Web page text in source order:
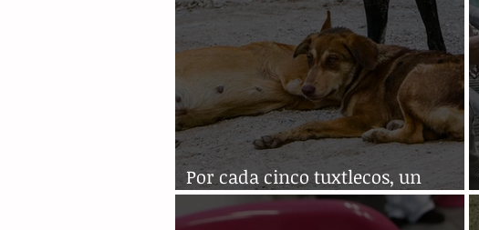
Por cada cinco tuxtlecos, un
animal en situación de calle